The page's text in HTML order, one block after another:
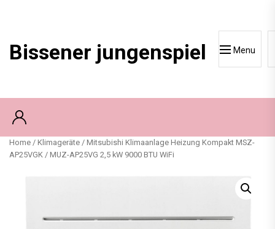
Bissener jungenspiel Menu
Home / Klimageräte / Mitsubishi Klimaanlage Heizung Kompakt MSZ-
AP25VGK / MUZ-AP25VG 2,5 kW 9000 BTU WiFi